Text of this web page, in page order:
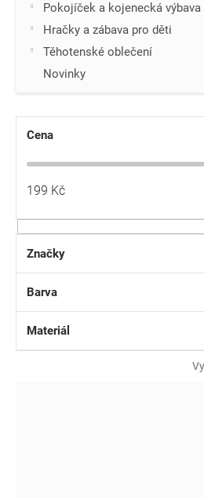
Pokojíček a kojenecká výbava
Hračky a zábava pro děti
Těhotenské oblečení
Novinky
Cena
199 Kč
Značky
Barva
Materiál